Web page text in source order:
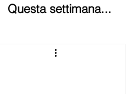
Questa settimana...